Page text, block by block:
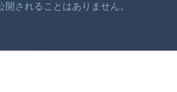
開されることはありません。